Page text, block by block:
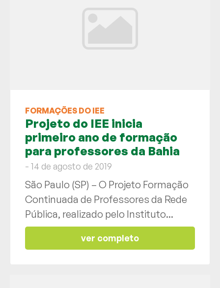
FORMAÇÕES DO IEE
Projeto do IEE inicia
primeiro ano de formação
para professores da Bahia
- 14 de agosto de 2019
São Paulo (SP) – O Projeto Formação
Continuada de Professores da Rede
Pública, realizado pelo Instituto...
ver completo